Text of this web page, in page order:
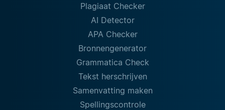
Plagiaat Checker
AI Detector
APA Checker
Bronnengenerator
Grammatica Check
Tekst herschrijven
Samenvatting maken
Spellingscontrole